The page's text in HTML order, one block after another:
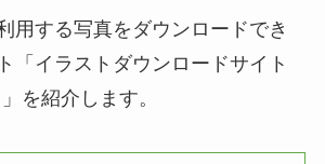
用する写真をダウンロードでき
「イラストダウンロードサイト
を紹介します。